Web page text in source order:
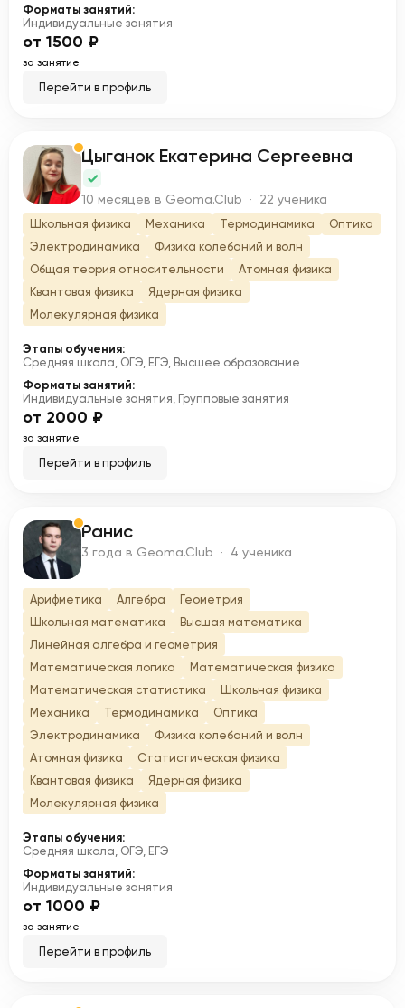
Форматы занятий:
Индивидуальные занятия
от 1500 ₽
за занятие
Перейти в профиль
Ц Цыганок Екатерина Сергеевна
10 месяцев в Geoma.Club · 22 ученика
Школьная физика Механика Термодинамика
Оптика
Электродинамика
Физика колебаний и волн
Общая теория относительности
Атомная физика
Квантовая физика
Ядерная физика
Молекулярная физика
Этапы обучения:
Средняя школа, ОГЭ, ЕГЭ, Высшее образование
Форматы занятий:
Индивидуальные занятия, Групповые занятия
от 2000 ₽
за занятие
Перейти в профиль
Р Ранис
3 года в Geoma.Club · 4 ученика
Арифметика Алгебра
Геометрия
Школьная математика
Высшая математика
Линейная алгебра и геометрия
Математическая логика
Математическая физика
Математическая статистика
Школьная физика
Механика
Термодинамика
Оптика
Электродинамика
Физика колебаний и волн
Атомная физика
Статистическая физика
Квантовая физика
Ядерная физика
Молекулярная физика
Этапы обучения:
Средняя школа, ОГЭ, ЕГЭ
Форматы занятий:
Индивидуальные занятия
от 1000 ₽
за занятие
Перейти в профиль